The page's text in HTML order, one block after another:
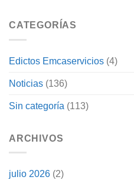
CATEGORÍAS
Edictos Emcaservicios (4)
Noticias (136)
Sin categoría (113)
ARCHIVOS
julio 2026 (2)